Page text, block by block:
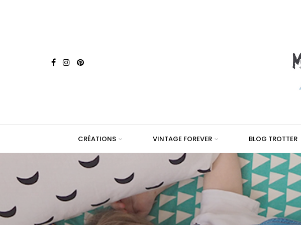
CRÉATIONS VINTAGE FOREVER BLOG TROTTER